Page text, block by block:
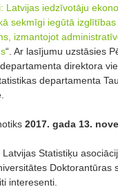
Latvijas iedzīvotāju
sekmīgi iegūtā
izmantojot
“. Ar lasījumu uzstāsies
direktora
departamenta
2017. gada 13.
Statistiķu
Doktorantūras
interesenti.